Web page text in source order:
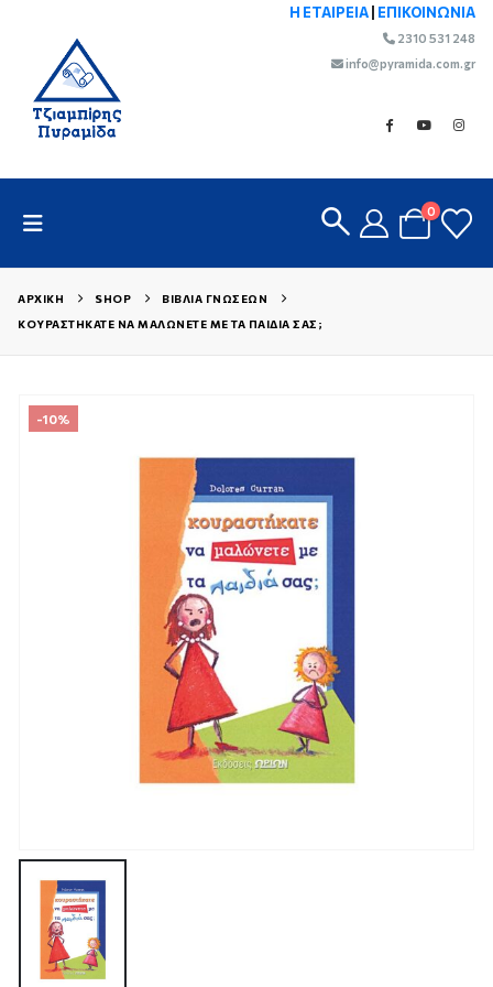
Η ΕΤΑΙΡΕΙΑ ΕΠΙΚΟΙΝΩΝΙΑ
2310 531 248
info@pyramida.com.gr
0
ΑΡΧΙΚΉ SHOP
ΒΙΒΛΊΑ ΓΝΏΣΕΩΝ
KΟΥΡΑΣΤΉΚΑΤΕ ΝΑ ΜΑΛΏΝΕΤΕ ΜΕ ΤΑ ΠΑΙΔΙΆ ΣΑΣ;
-10%